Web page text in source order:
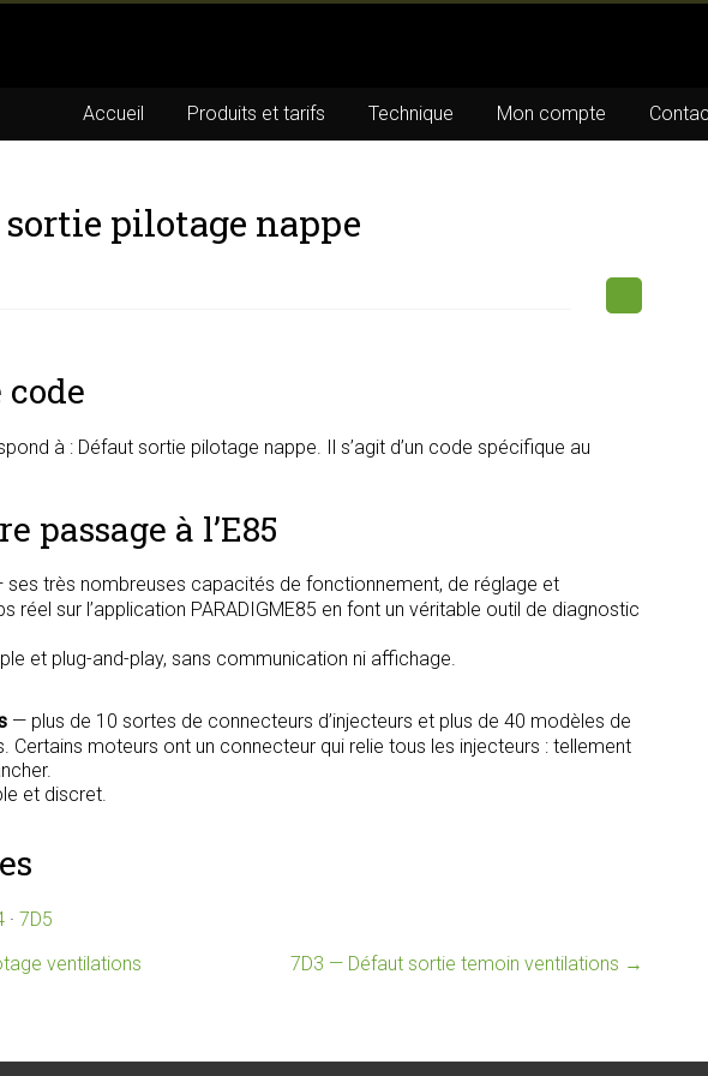
Accueil Produits et tarifs Technique Mon compte
pilotage nappe
à : Défaut sortie pilotage nappe. Il s’agit d’un code spécifique au
passage à l’E85
ses très nombreuses capacités de fonctionnement, de réglage et
réel sur l’application PARADIGME85 en font un véritable outil de diagnostic
et plug-and-play, sans communication ni affichage.
— plus de 10 sortes de connecteurs d’injecteurs et plus de 40 modèles de
Certains moteurs ont un connecteur qui relie tous les injecteurs : tellement
et discret.
· 7D5
ventilations 7D3 — Défaut sortie temoin ventilations →